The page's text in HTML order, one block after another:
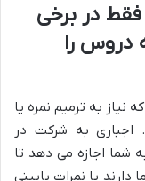
فقط در برخی
دروس را
به ترمیم نمره یا
اجباری به شرکت در
شما اجازه می دهد تا
دارند یا نمرات پایینی